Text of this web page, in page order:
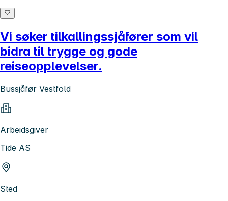
Vi søker tilkallingssjåfører som vil
bidra til trygge og gode
reiseopplevelser.
Bussjåfør Vestfold
Arbeidsgiver
Tide AS
Sted